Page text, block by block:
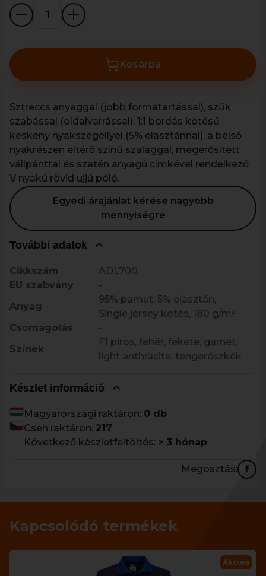
Kosárba
Sztreccs anyaggal (jobb formatartással), szűk
szabással (oldalvarrással), 1:1 bordás kötésű
keskeny nyakszegéllyel (5% elasztánnal), a belső
nyakrészen eltérő színű szalaggal, megerősített
vállpánttal és szatén anyagú címkével rendelkező
V nyakú rövid ujjú póló.
Egyedi árajánlat kérése nagyobb
mennyiségre
További adatok
Cikkszám
ADL700
EU szabvány
-
Anyag
95% pamut, 5% elasztán,
Single jersey kötés, 180 g/m²
Csomagolás
-
Színek
F1 piros, fehér, fekete, garnet,
light anthracite, tengerészkék
Készlet információ
Magyarországi raktáron: 0 db
Cseh raktáron: 217
Következő készletfeltöltés: > 3 hónap
Megosztás:
Kapcsolódó termékek
Akciós